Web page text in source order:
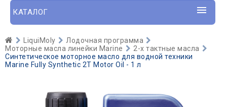
КАТАЛОГ
LiquiMoly
Лодочная программа
Моторные масла линейки Marine
2-х тактные масла
Синтетическое моторное масло для водной техники
Marine Fully Synthetic 2T Motor Oil - 1 л